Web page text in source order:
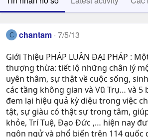
C chantam 7/5/13
Giới Thiệu PHÁP LUÂN ĐẠI PHÁP :
thượng thừa: tiết lộ những chân lý
uyên thâm, sự thật về cuộc sống,
các tầng không gian và Vũ Trụ… và 5
đem lại hiệu quả kỳ diệu trong việc
tật, sự giàu có thật sự trong tâm,
khỏe, Trí Tuệ, Ðạo Ðức ,… hiện nay
ngôn ngử và phổ biến trên 114 quốc